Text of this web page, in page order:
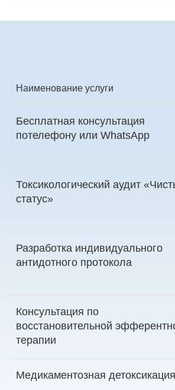
Наименование услуги
Бесплатная консультация
потелефону или WhatsApp
Токсикологический аудит
статус»
Разработка индивидуального
антидотного протокола
Консультация по
восстановительной
терапии
Медикаментозная детоксикация